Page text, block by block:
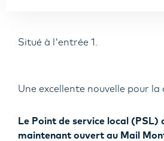
Situé à l'entrée 1.
Une excellente nouvelle pour la
Le Point de service local (PSL)
maintenant ouvert au Mail